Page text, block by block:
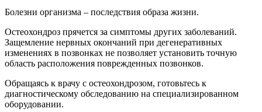
Болезни организма – последствия образа жизни.
Остеохондроз прячется за симптомы других заболеваний.
Защемление нервных окончаний при дегенеративных
изменениях в позвонках не позволяет установить точную
область расположения поврежденных позвонков.
Обращаясь к врачу с остеохондрозом, готовьтесь к
диагностическому обследованию на специализированном
оборудовании.